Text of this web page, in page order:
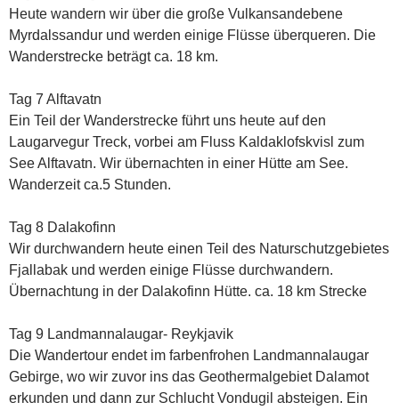
Heute wandern wir über die große Vulkansandebene
Myrdalssandur und werden einige Flüsse überqueren. Die
Wanderstrecke beträgt ca. 18 km.
Tag 7 Alftavatn
Ein Teil der Wanderstrecke führt uns heute auf den
Laugarvegur Treck, vorbei am Fluss Kaldaklofskvisl zum
See Alftavatn. Wir übernachten in einer Hütte am See.
Wanderzeit ca.5 Stunden.
Tag 8 Dalakofinn
Wir durchwandern heute einen Teil des Naturschutzgebietes
Fjallabak und werden einige Flüsse durchwandern.
Übernachtung in der Dalakofinn Hütte. ca. 18 km Strecke
Tag 9 Landmannalaugar- Reykjavik
Die Wandertour endet im farbenfrohen Landmannalaugar
Gebirge, wo wir zuvor ins das Geothermalgebiet Dalamot
erkunden und dann zur Schlucht Vondugil absteigen. Ein